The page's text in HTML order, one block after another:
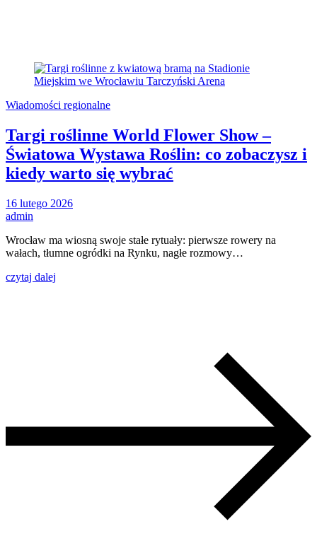
Wiadomości regionalne
Targi roślinne World Flower Show –
Światowa Wystawa Roślin: co zobaczysz i
kiedy warto się wybrać
16 lutego 2026
admin
Wrocław ma wiosną swoje stałe rytuały: pierwsze rowery na
wałach, tłumne ogródki na Rynku, nagłe rozmowy…
czytaj dalej